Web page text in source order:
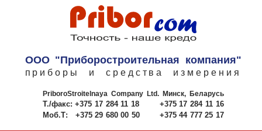
ООО "Приборостроительная компания"
приборы и средства измерения
PriboroStroitelnaya Company Ltd.Минск, Беларусь
Т./факс: +375 17 284 11 18
+375 17 284 11 16
Моб.Т:
+375 29 680 00 50 +375 44 777 25 17